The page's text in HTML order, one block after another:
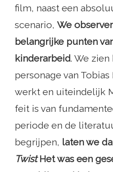
film, naast een
scenario, We
belangrijke punten
kinderarbeid. We
personage van
werkt en uiteindelijk
feit is van
periode en de
begrijpen, laten we
TwistHet was een